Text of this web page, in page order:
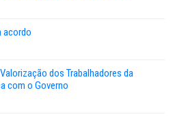
acordo
dos Trabalhadores da
com o Governo